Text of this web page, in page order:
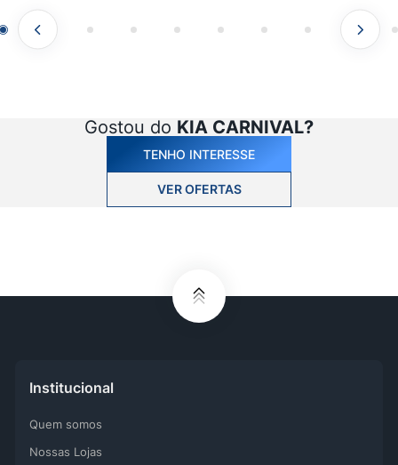
Gostou do KIA CARNIVAL?
TENHO INTERESSE
VER OFERTAS
Institucional
Quem somos
Nossas Lojas